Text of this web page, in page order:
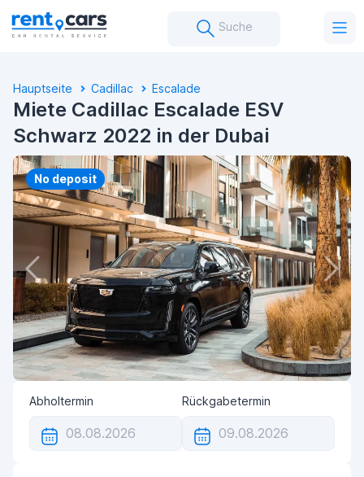
Suche
Hauptseite Cadillac Escalade
Miete Cadillac Escalade ESV
Schwarz 2022 in der Dubai
No deposit
Abholtermin Rückgabetermin